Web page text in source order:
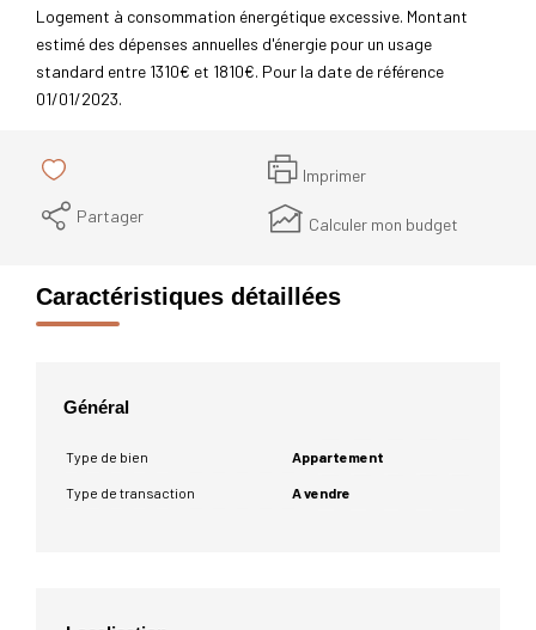
Logement à consommation énergétique excessive. Montant
estimé des dépenses annuelles d'énergie pour un usage
standard entre 1310€ et 1810€. Pour la date de référence
01/01/2023.
Imprimer
Partager
Calculer mon budget
Caractéristiques détaillées
Général
Type de bien Appartement
Type de transaction A vendre